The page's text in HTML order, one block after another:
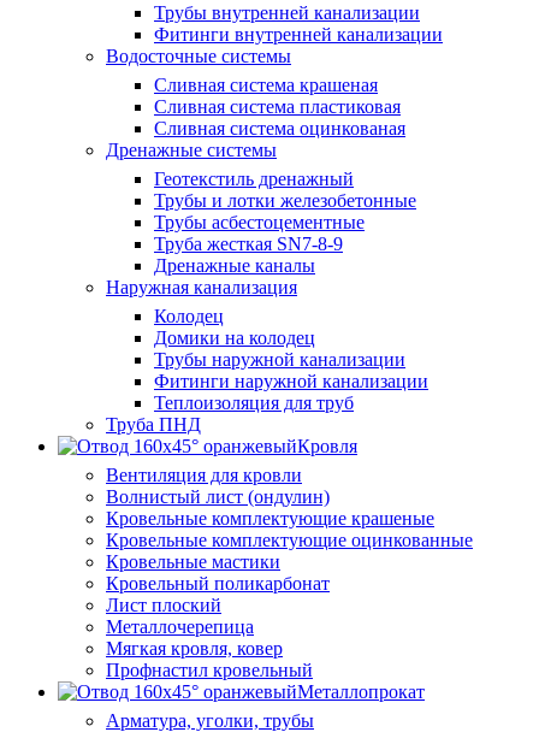
Трубы внутренней канализации
Фитинги внутренней канализации
Водосточные системы
Сливная система крашеная
Сливная система пластиковая
Сливная система оцинкованая
Дренажные системы
Геотекстиль дренажный
Трубы и лотки железобетонные
Трубы асбестоцементные
Труба жесткая SN7-8-9
Дренажные каналы
Наружная канализация
Колодец
Домики на колодец
Трубы наружной канализации
Фитинги наружной канализации
Теплоизоляция для труб
Труба ПНД
Кровля
Вентиляция для кровли
Волнистый лист (ондулин)
Кровельные комплектующие крашеные
Кровельные комплектующие оцинкованные
Кровельные мастики
Кровельный поликарбонат
Лист плоский
Металлочерепица
Мягкая кровля, ковер
Профнастил кровельный
Металлопрокат
Арматура, уголки, трубы